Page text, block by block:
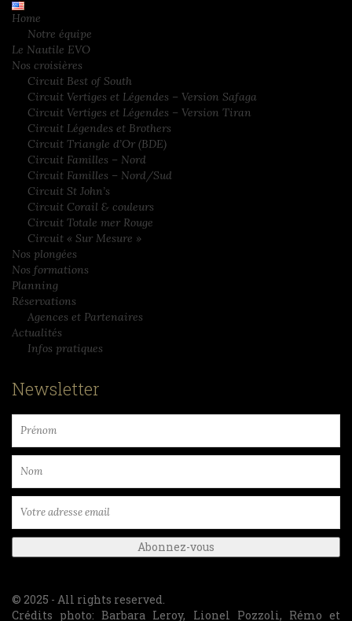
Home
Notre équipe
Le Nautile EVO
Nos croisières
Circuit Best of South
Circuit Vertiges et Légendes – Version Safaga
Circuit Vertiges et Légendes – Version Tiran
Circuit Légendes et Brothers
Circuit Triangle d’Or (BDE)
Circuit Familles – Nord
Circuit Familles – Nord/Sud
Circuit St John’s
Circuit Corail & couleurs
Circuit Totale mer Rouge
Circuit « Sur Mesure »
Nos plongées
Nos formations
Planning
Réservations
Agences et Partenaires
Actualités
Infos pratiques
Newsletter
© 2025 - All rights reserved.
Crédits photo: Barbara Leroy, Lionel Pozzoli, Rémo et